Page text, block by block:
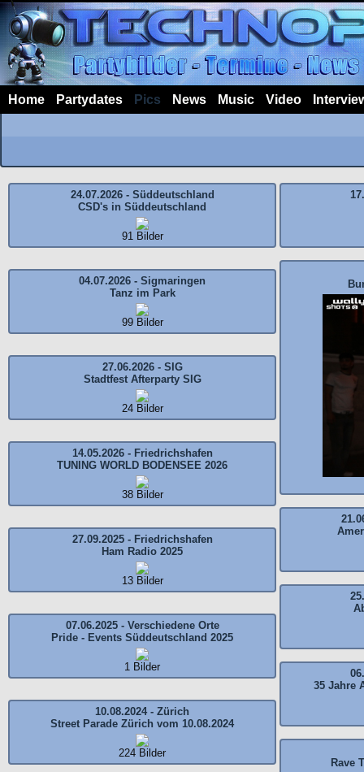
Home Partydates Pics News Music Video
35 Jahre
Rave
24.07.2026 - Süddeutschland
CSD's in Süddeutschland
91 Bilder
04.07.2026 - Sigmaringen
Tanz im Park
99 Bilder
27.06.2026 - SIG
Stadtfest Afterparty SIG
24 Bilder
14.05.2026 - Friedrichshafen
TUNING WORLD BODENSEE 2026
38 Bilder
27.09.2025 - Friedrichshafen
Ham Radio 2025
13 Bilder
07.06.2025 - Verschiedene Orte
Pride - Events Süddeutschland 2025
1 Bilder
10.08.2024 - Zürich
Street Parade Zürich vom 10.08.2024
224 Bilder